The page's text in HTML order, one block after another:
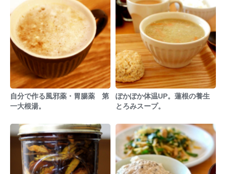
自分で作る風邪薬・胃腸薬 第
一大根湯。
ぽかぽか体温UP。蓮根の養生
とろみスープ。